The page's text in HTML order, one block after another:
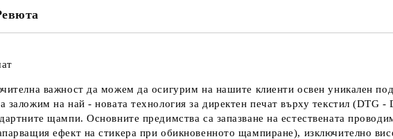
важност да можем да осигурим на нашите клиенти освен уникален
заложим на най - новата технология за директен печат върху текстил (DTG
щампи. Основните предимства са запазване на естествената
ефект на стикера при обикновенното щампиране), изключително